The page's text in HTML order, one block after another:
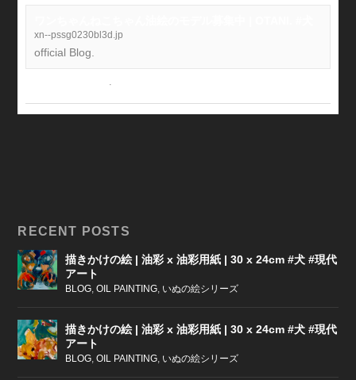
xn--pssg0230bl3d.jp
official Blog.
·
RECENT POSTS
描きかけの絵 | 油彩 x 油彩用紙 | 30 x 24cm #犬 #現代
アート
BLOG,OIL PAINTING, いぬの絵シリーズ
描きかけの絵 | 油彩 x 油彩用紙 | 30 x 24cm #犬 #現代
アート
BLOG,OIL PAINTING, いぬの絵シリーズ